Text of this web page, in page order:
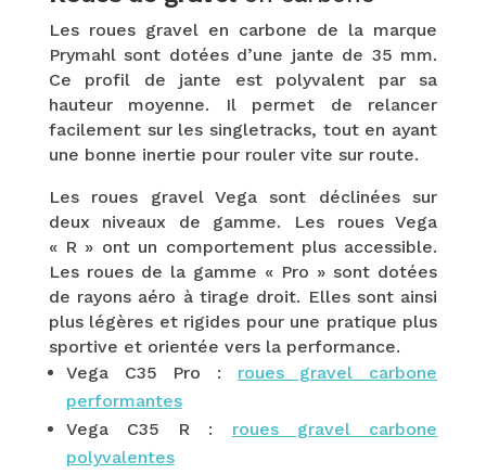
Les roues gravel en carbone de la marque
Prymahl sont dotées d’une jante de 35 mm.
Ce profil de jante est polyvalent par sa
hauteur moyenne. Il permet de relancer
facilement sur les singletracks, tout en ayant
une bonne inertie pour rouler vite sur route.
Les roues gravel Vega sont déclinées sur
deux niveaux de gamme. Les roues Vega
« R » ont un comportement plus accessible.
Les roues de la gamme « Pro » sont dotées
de rayons aéro à tirage droit. Elles sont ainsi
plus légères et rigides pour une pratique plus
sportive et orientée vers la performance.
Vega C35 Pro : roues gravel carbone
performantes
Vega C35 R : roues gravel carbone
polyvalentes